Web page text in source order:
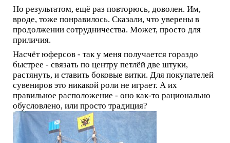
Но результатом, ещё раз повторюсь, доволен. Им,
вроде, тоже понравилось. Сказали, что уверены в
продолжении сотрудничества. Может, просто для
приличия.
Насчёт юферсов - так у меня получается гораздо
быстрее - связать по центру петлёй две штуки,
растянуть, и ставить боковые витки. Для покупателей
сувениров это никакой роли не играет. А их
правильное расположение - оно как-то рационально
обусловлено, или просто традиция?